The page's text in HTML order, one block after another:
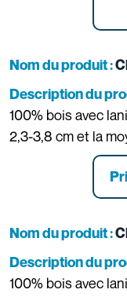
Nom du produit :
Description du
100% bois avec
2,3-3,8 cm et la
Nom du produit :
Description du
100% bois avec